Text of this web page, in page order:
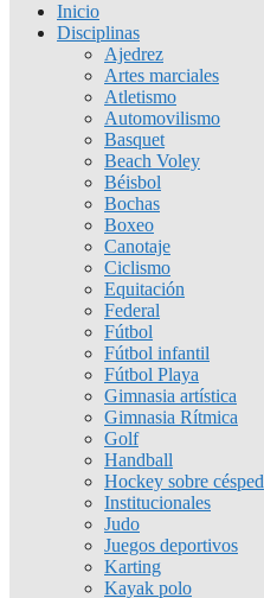
Inicio
Disciplinas
Ajedrez
Artes marciales
Atletismo
Automovilismo
Basquet
Beach Voley
Béisbol
Bochas
Boxeo
Canotaje
Ciclismo
Equitación
Federal
Fútbol
Fútbol infantil
Fútbol Playa
Gimnasia artística
Gimnasia Rítmica
Golf
Handball
Hockey sobre césped
Institucionales
Judo
Juegos deportivos
Karting
Kayak polo